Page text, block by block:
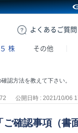
よくある ご質問
株 その他
認方法を教えて下さい。
公開日時 : 2021/10/06
確認事項（書